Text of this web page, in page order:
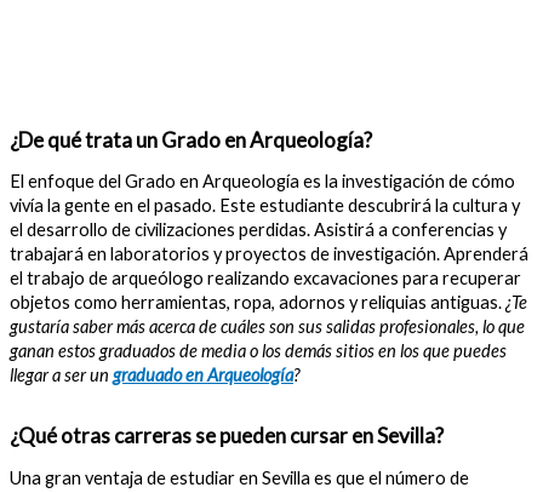
¿De qué trata un Grado en Arqueología?
El enfoque del Grado en Arqueología es la investigación de cómo
vivía la gente en el pasado. Este estudiante descubrirá la cultura y
el desarrollo de civilizaciones perdidas. Asistirá a conferencias y
trabajará en laboratorios y proyectos de investigación. Aprenderá
el trabajo de arqueólogo realizando excavaciones para recuperar
objetos como herramientas, ropa, adornos y reliquias antiguas.¿Te
gustaría saber más acerca de cuáles son sus salidas profesionales, lo que
ganan estos graduados de media o los demás sitios en los que puedes
llegar a ser un graduado en Arqueología?
¿Qué otras carreras se pueden cursar en Sevilla?
Una gran ventaja de estudiar en Sevilla es que el número de